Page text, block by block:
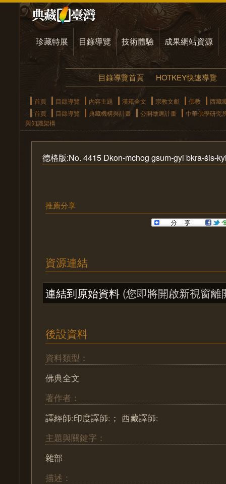
珍藏特展 目錄導覽 技術體驗 成果網站資源
目錄導覽首頁 HOTKEY快速導覽
首頁 目錄導覽 內容主題 漢籍全文 宗教文獻 佛教
西藏
首頁
目錄導覽 典藏機構與計畫 公開徵選計畫
中華佛學研究
與知識架構
德格版:No. 4415 Dkon-mchog gsum-gyi bkra-śis-
推薦分享
資源連結
連結到原始資料 (您即將開啟新視窗離
後設資料
資料類型：
佛典全文
著作者：
譯經師:印度譯師:； 西藏譯師:
主題與關鍵字：
雜部
描述：